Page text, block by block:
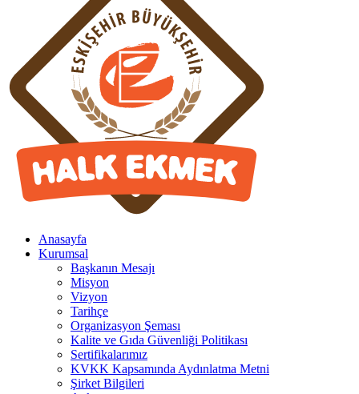
Anasayfa
Kurumsal
Başkanın Mesajı
Misyon
Vizyon
Tarihçe
Organizasyon Şeması
Kalite ve Gıda Güvenliği Politikası
Sertifikalarımız
KVKK Kapsamında Aydınlatma Metni
Şirket Bilgileri